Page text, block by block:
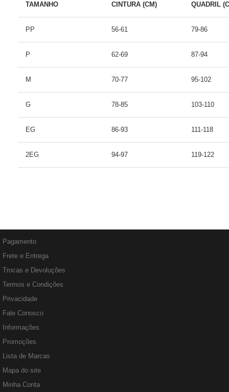
TAMANHO CINTURA (CM) QUADRIL
PP 56-61 79-86
P 62-69 87-94
M 70-77 95-102
G 78-85 103-110
EG 86-93 111-118
2EG 94-97 119-122
Pagamento
Frete e Entrega
Trocas e Devoluções
Termos e Condições
Privacidade
Fale Conosco
Informações
Promoções
Lista de Marcas
Mapa do site
Minha Conta